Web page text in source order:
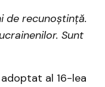
de recunoștință.
Sunt
adoptat al 16-lea